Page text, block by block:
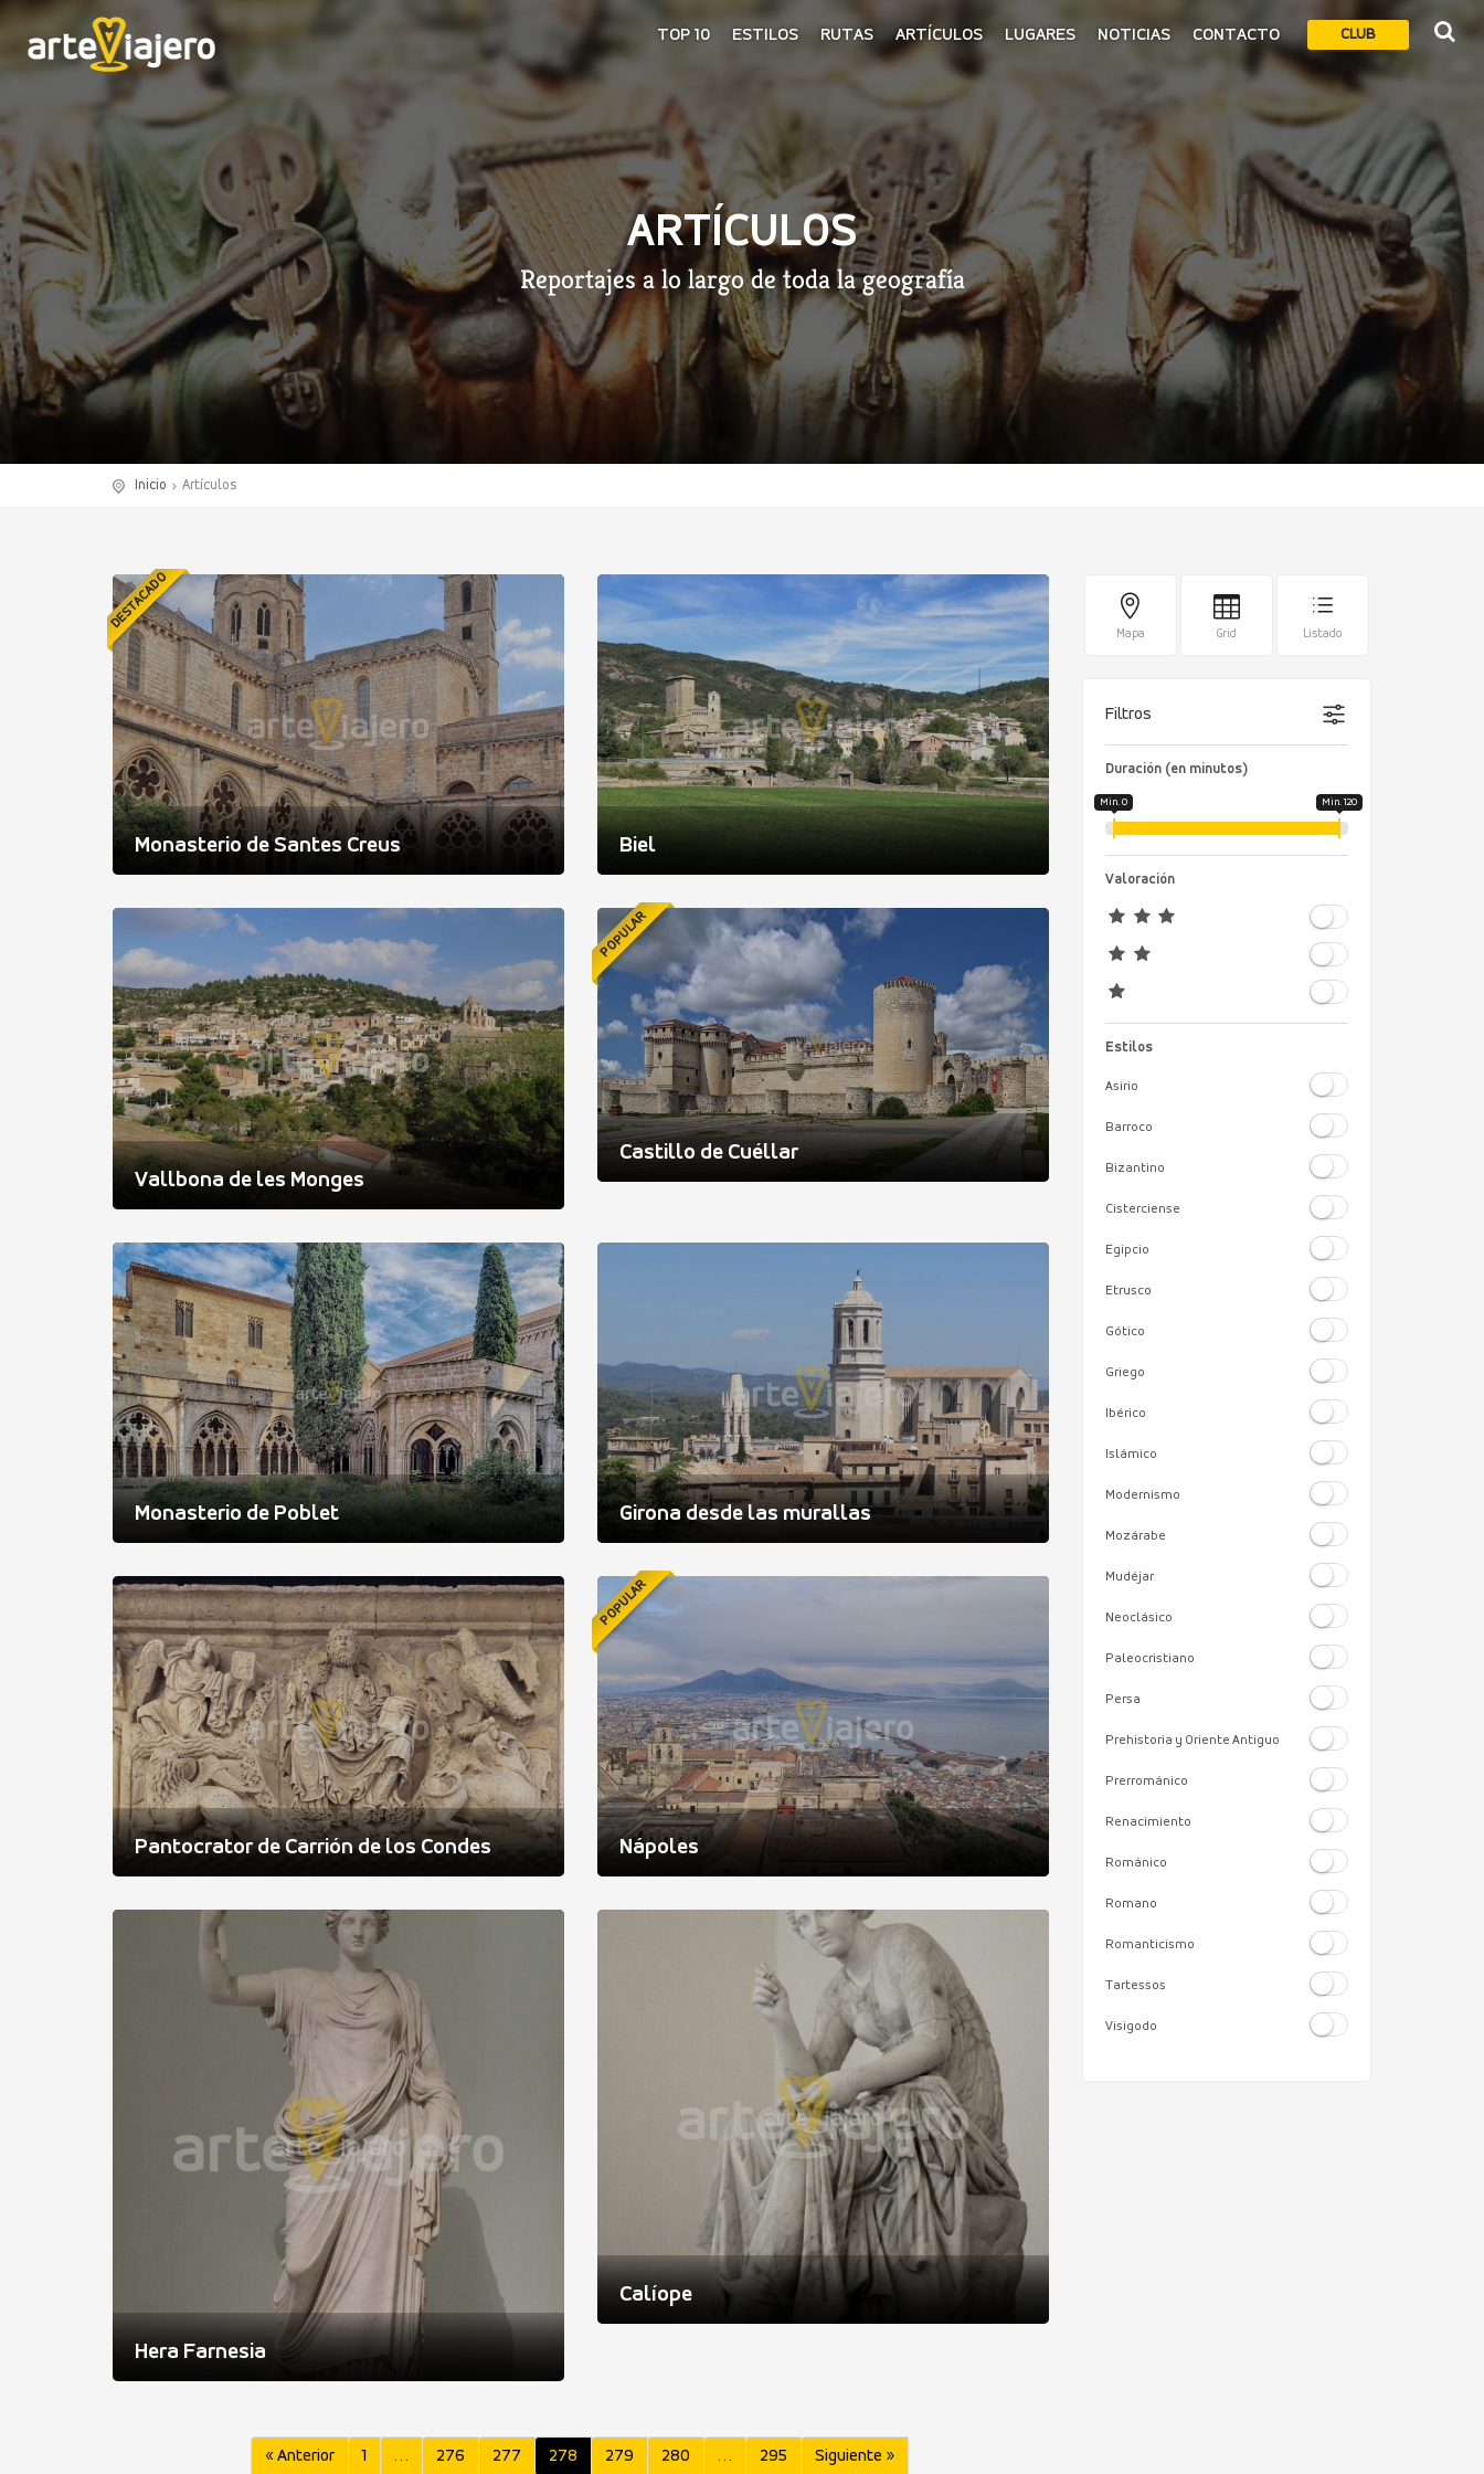
CLUB
TOP 10 ESTILOS RUTAS ARTÍCULOS LUGARES NOTICIAS CONTACTO
ARTÍCULOS
Reportajes a lo largo de toda la geografía
Inicio Artículos
Mapa Grid Listado
Filtros
Duración (en minutos)
Min. 0 Min. 120
Valoración
Estilos
Asirio
Barroco
Bizantino
Cisterciense
Egipcio
Etrusco
Gótico
Griego
Ibérico
Islámico
Modernismo
Mozárabe
Mudéjar
Neoclásico
Paleocristiano
Persa
Prehistoria y Oriente Antiguo
Prerrománico
Renacimiento
Románico
Romano
Romanticismo
Tartessos
Visigodo
DESTACADO
Monasterio de Santes Creus Biel
Vallbona de les Monges
POPULAR
Castillo de Cuéllar
Monasterio de Poblet Girona desde las murallas
Pantocrator de Carrión de los Condes
POPULAR
Nápoles
Hera Farnesia
Calíope
« Anterior 1 … 276 277 278 279 280 … 295 Siguiente »